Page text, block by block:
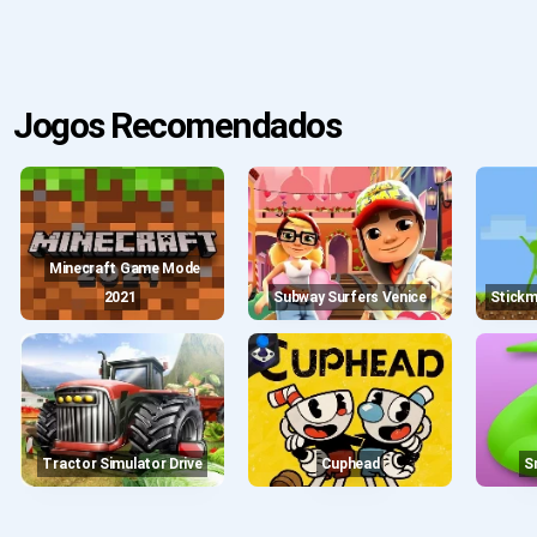
Jogos Recomendados
Minecraft Game Mode
2021
Subway Surfers Venice
Tractor Simulator Drive Cuphead